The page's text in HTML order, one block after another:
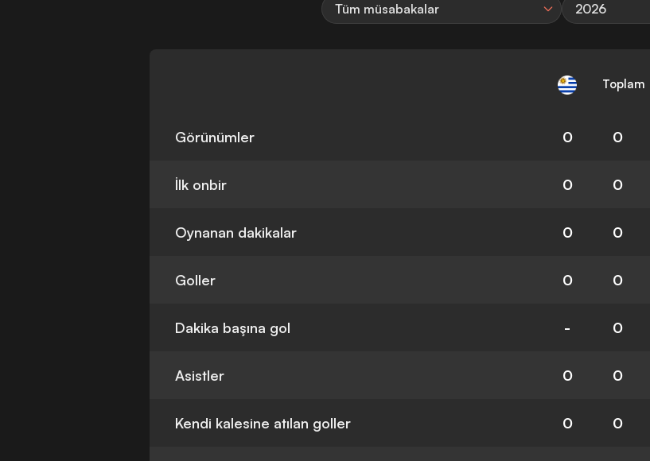
Tüm müsabakalar 2026
Toplam
Görünümler 0 0
İlk onbir 0 0
Oynanan dakikalar 0 0
Goller 0 0
Dakika başına gol - 0
Asistler 0 0
Kendi kalesine atılan goller 0 0